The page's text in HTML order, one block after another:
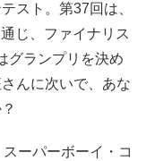
スト。第37回は、
じ、ファイナリス
グランプリを決め
んに次いで、あな
ーパーボーイ・コ